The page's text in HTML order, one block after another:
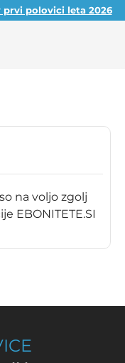
prvi polovici leta 2026
na voljo zgolj
EBONITETE.SI